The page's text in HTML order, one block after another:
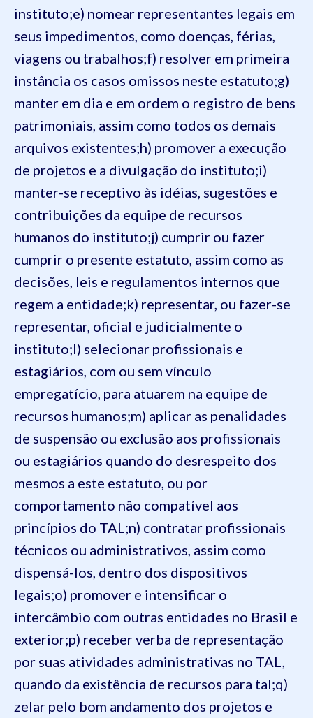
instituto;e) nomear representantes legais em
seus impedimentos, como doenças, férias,
viagens ou trabalhos;f) resolver em primeira
instância os casos omissos neste estatuto;g)
manter em dia e em ordem o registro de bens
patrimoniais, assim como todos os demais
arquivos existentes;h) promover a execução
de projetos e a divulgação do instituto;i)
manter-se receptivo às idéias, sugestões e
contribuições da equipe de recursos
humanos do instituto;j) cumprir ou fazer
cumprir o presente estatuto, assim como as
decisões, leis e regulamentos internos que
regem a entidade;k) representar, ou fazer-se
representar, oficial e judicialmente o
instituto;l) selecionar profissionais e
estagiários, com ou sem vínculo
empregatício, para atuarem na equipe de
recursos humanos;m) aplicar as penalidades
de suspensão ou exclusão aos profissionais
ou estagiários quando do desrespeito dos
mesmos a este estatuto, ou por
comportamento não compatível aos
princípios do TAL;n) contratar profissionais
técnicos ou administrativos, assim como
dispensá-los, dentro dos dispositivos
legais;o) promover e intensificar o
intercâmbio com outras entidades no Brasil e
exterior;p) receber verba de representação
por suas atividades administrativas no TAL,
quando da existência de recursos para tal;q)
zelar pelo bom andamento dos projetos e